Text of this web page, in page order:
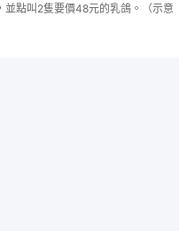
點叫2隻要價48元的乳鴿。（示意